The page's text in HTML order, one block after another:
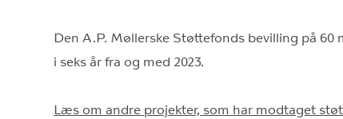
Den A.P. Møllerske Støttefonds bevilling på 60
i seks år fra og med 2023.
Læs om andre projekter, som har modtaget